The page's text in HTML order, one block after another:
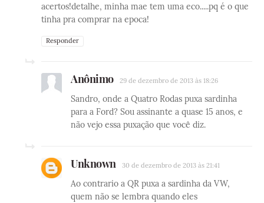
acertos!detalhe, minha mae tem uma eco.....pq é o que
tinha pra comprar na epoca!
Responder
Anônimo 29 de dezembro de 2013 às 18:26
Sandro, onde a Quatro Rodas puxa sardinha
para a Ford? Sou assinante a quase 15 anos, e
não vejo essa puxação que você diz.
Unknown 30 de dezembro de 2013 às 21:41
Ao contrario a QR puxa a sardinha da VW,
quem não se lembra quando eles